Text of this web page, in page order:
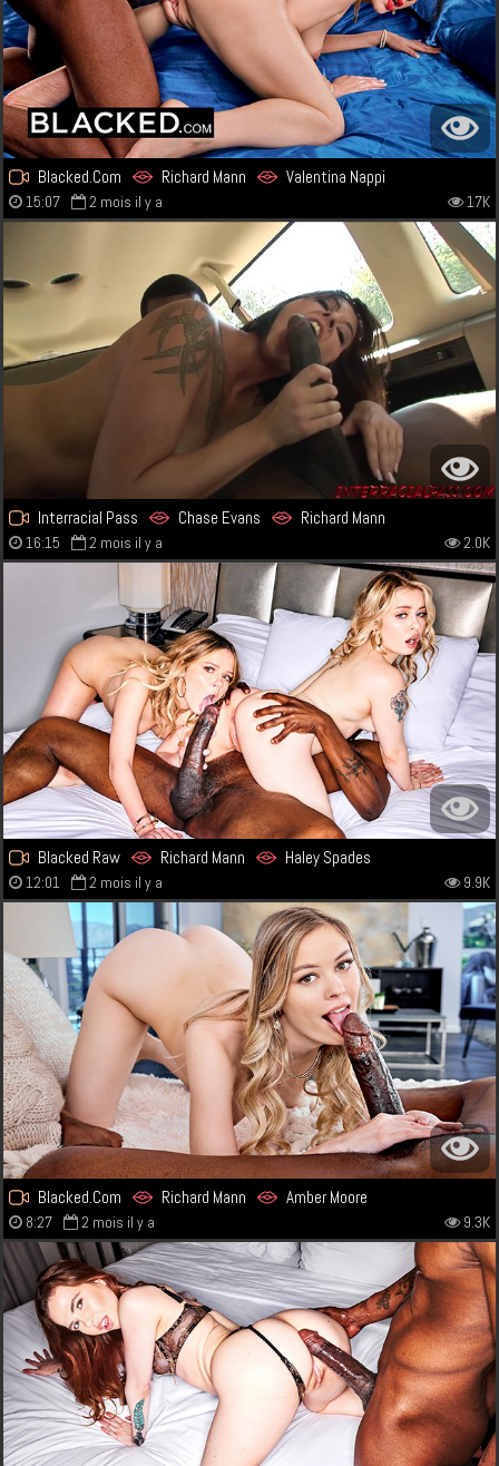
Blacked.Com Richard Mann Valentina Nappi
15:07 2 mois il y a 17K
Interracial Pass Chase Evans Richard Mann
16:15 2 mois il y a 2.0K
Blacked Raw Richard Mann Haley Spades
12:01 2 mois il y a 9.9K
Blacked.Com Richard Mann Amber Moore
8:27 2 mois il y a 9.3K